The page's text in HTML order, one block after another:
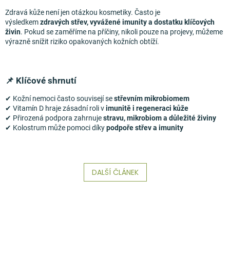
Zdravá kůže není jen otázkou kosmetiky. Často je
výsledkemzdravých střev, vyvážené imunity a dostatku klíčových
živin. Pokud se zaměříme na příčiny, nikoli pouze na projevy, můžeme
výrazně snížit riziko opakovaných kožních obtíží.
📌 Klíčové shrnutí
✔ Kožní nemoci často souvisejí sestřevním mikrobiomem
✔ Vitamín D hraje zásadní roli vimunitě i regeneraci kůže
✔ Přirozená podpora zahrnujestravu, mikrobiom a důležité živiny
✔ Kolostrum může pomoci díkypodpoře střev a imunity
DALŠÍ ČLÁNEK